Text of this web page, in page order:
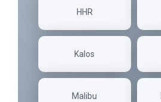
HHR
Kalos
Malibu